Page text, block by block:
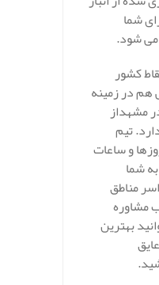
شما
شود.
کشور
هم در زمینه
مشهداز
تیم
و ساعات
شما
مناطق
مشاوره
بهترین